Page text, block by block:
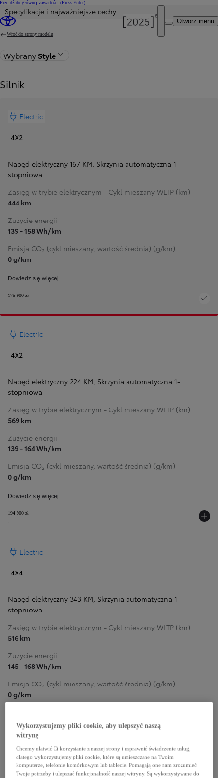
Przejdź do głównej zawartości (Press Enter)
Otwórz menu
Cena została zaktualizowana Cena Twojej konfiguracji została zmieniona na 175 900 zł.
Specyfikacje i najważniejsze cechy
Wróć do strony modelu
Wybrany Style
Silnik
Electric
4X2
Napęd elektryczny 167 KM, Skrzynia automatyczna 1-
stopniowa
Zasięg w trybie elektrycznym - Cykl mieszany WLTP (km)
444 km
Zużycie energii
139 - 158 Wh/km
Emisja CO₂ (cykl mieszany, wartość średnia) (g/km)
0 g/km
Dowiedz się więcej
175 900 zł
Electric
4X2
Napęd elektryczny 224 KM, Skrzynia automatyczna 1-
stopniowa
Zasięg w trybie elektrycznym - Cykl mieszany WLTP (km)
569 km
Zużycie energii
139 - 164 Wh/km
Emisja CO₂ (cykl mieszany, wartość średnia) (g/km)
0 g/km
Dowiedz się więcej
194 900 zł
Electric
4X4
Napęd elektryczny 343 KM, Skrzynia automatyczna 1-
stopniowa
Zasięg w trybie elektrycznym - Cykl mieszany WLTP (km)
516 km
Zużycie energii
145 - 168 Wh/km
Emisja CO₂ (cykl mieszany, wartość średnia) (g/km)
0 g/km
204 900 zł
Wykorzystujemy pliki cookie, aby ulepszyć naszą
witrynę
Chcemy ułatwić Ci korzystanie z naszej strony i usprawnić świadczenie usług,
dlatego wykorzystujemy pliki cookie, które są umieszczane na Twoim
komputerze, telefonie komórkowym lub tablecie. Pomagają one nam zrozumieć
Twoje potrzeby i ulepszać funkcjonalność naszej witryny. Są wykorzystywane do